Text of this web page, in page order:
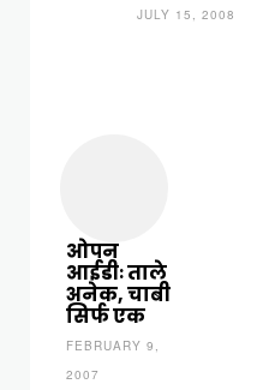
JULY 15, 2008
ओपन
आईडीः ताले
अनेक, चाबी
सिर्फ एक
FEBRUARY 9,
2007